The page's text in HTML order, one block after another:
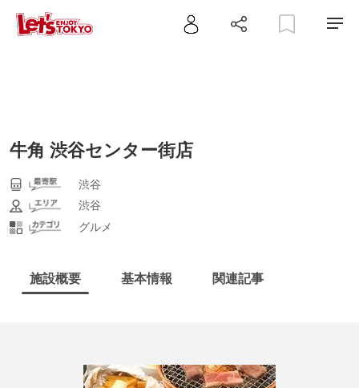
牛角 渋谷センター街店
渋谷
渋谷
グルメ
施設概要 基本情報 関連記事